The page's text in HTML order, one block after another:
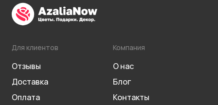
Для клиентов
Отзывы
Доставка
Оплата
Компания
О нас
Блог
Контакты